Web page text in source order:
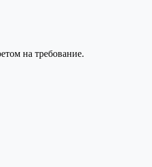
на требование.